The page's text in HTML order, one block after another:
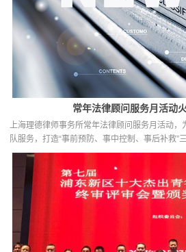
常年法律顾问服务月活动
上海理德律师事务所常年法律顾问服务月活动，
队服务，打造“事前预防、事中控制、事后补救”